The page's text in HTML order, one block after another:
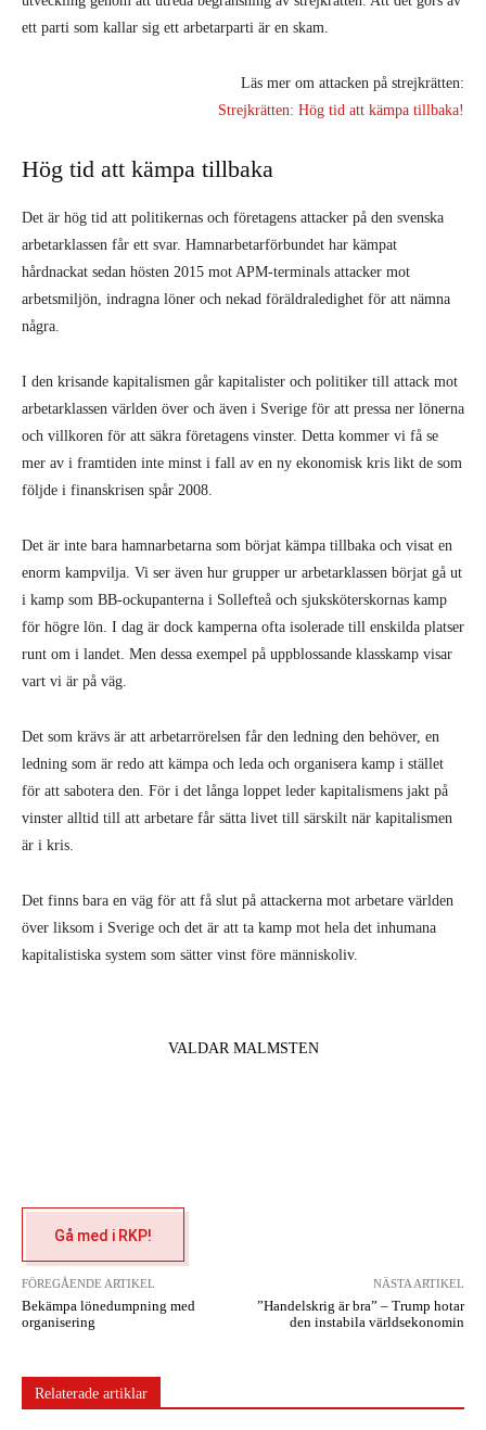
ett parti som kallar sig ett arbetarparti är en skam.
Läs mer om attacken på strejkrätten:
Strejkrätten: Hög tid att kämpa tillbaka!
Hög tid att kämpa tillbaka
Det är hög tid att politikernas och företagens attacker på den svenska
arbetarklassen får ett svar. Hamnarbetarförbundet har kämpat
hårdnackat sedan hösten 2015 mot APM-terminals attacker mot
arbetsmiljön, indragna löner och nekad föräldraledighet för att nämna
några.
I den krisande kapitalismen går kapitalister och politiker till attack mot
arbetarklassen världen över och även i Sverige för att pressa ner lönerna
och villkoren för att säkra företagens vinster. Detta kommer vi få se
mer av i framtiden inte minst i fall av en ny ekonomisk kris likt de som
följde i finanskrisen spår 2008.
Det är inte bara hamnarbetarna som börjat kämpa tillbaka och visat en
enorm kampvilja. Vi ser även hur grupper ur arbetarklassen börjat gå ut
i kamp som BB-ockupanterna i Sollefteå och sjuksköterskornas kamp
för högre lön. I dag är dock kamperna ofta isolerade till enskilda platser
runt om i landet. Men dessa exempel på uppblossande klasskamp visar
vart vi är på väg.
Det som krävs är att arbetarrörelsen får den ledning den behöver, en
ledning som är redo att kämpa och leda och organisera kamp i stället
för att sabotera den. För i det långa loppet leder kapitalismens jakt på
vinster alltid till att arbetare får sätta livet till särskilt när kapitalismen
är i kris.
Det finns bara en väg för att få slut på attackerna mot arbetare världen
över liksom i Sverige och det är att ta kamp mot hela det inhumana
kapitalistiska system som sätter vinst före människoliv.
VALDAR MALMSTEN
Gå med i RKP!
FÖREGÅENDE ARTIKEL
Bekämpa lönedumpning med
organisering
NÄSTA ARTIKEL
”Handelskrig är bra” – Trump hotar
den instabila världsekonomin
Relaterade artiklar